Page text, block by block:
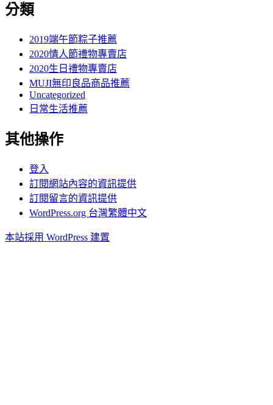
分類
2019端午節粽子推薦
2020情人節禮物專賣店
2020生日禮物專賣店
MUJI無印良品商品推薦
Uncategorized
日常生活推薦
其他操作
登入
訂閱網站內容的資訊提供
訂閱留言的資訊提供
WordPress.org 台灣繁體中文
本站採用 WordPress 建置